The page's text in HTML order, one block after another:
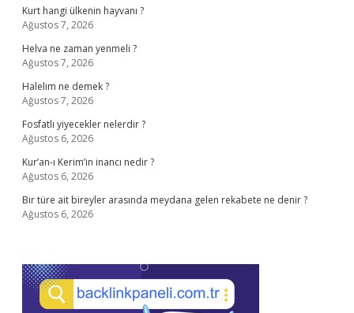
Kurt hangi ülkenin hayvanı ?
Ağustos 7, 2026
Helva ne zaman yenmeli ?
Ağustos 7, 2026
Halelim ne demek ?
Ağustos 7, 2026
Fosfatlı yiyecekler nelerdir ?
Ağustos 6, 2026
Kur’an-ı Kerim’in inancı nedir ?
Ağustos 6, 2026
Bir türe ait bireyler arasında meydana gelen rekabete ne denir ?
Ağustos 6, 2026